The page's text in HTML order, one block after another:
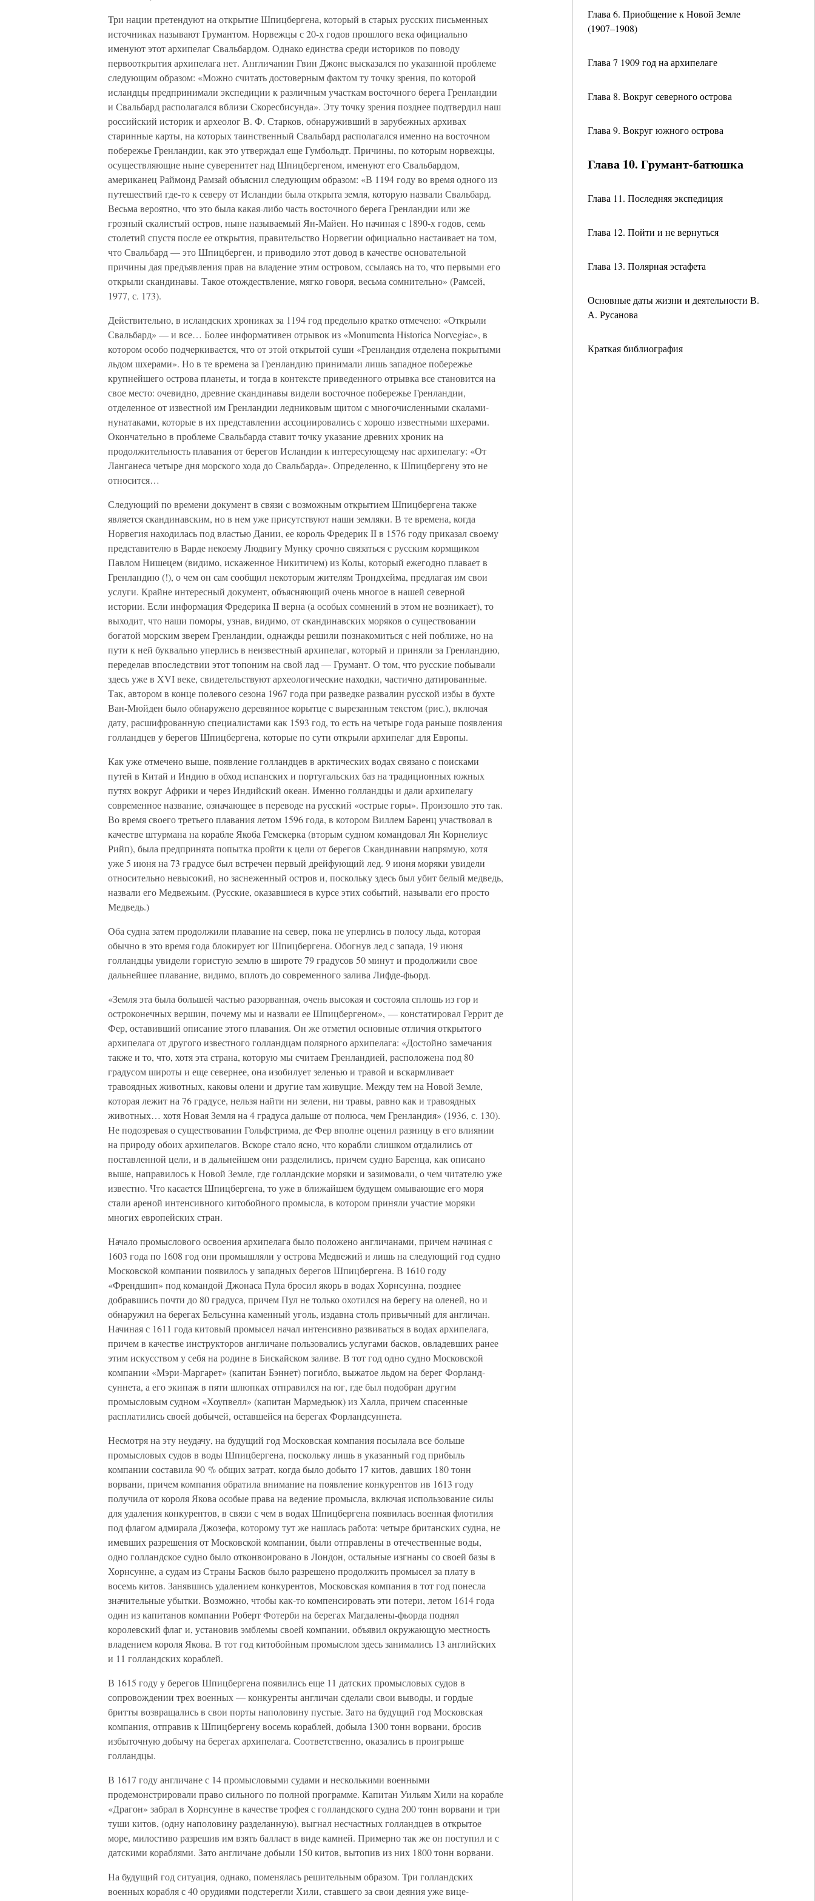
Глава 6. Приобщение к Новой Земле
(1907–1908)
Глава 7 1909 год на архипелаге
Глава 8. Вокруг северного острова
Глава 9. Вокруг южного острова
Глава 10. Грумант-батюшка
Глава 11. Последняя экспедиция
Глава 12. Пойти и не вернуться
Глава 13. Полярная эстафета
Основные даты жизни и деятельности В.
А. Русанова
Краткая библиография
Три нации претендуют на открытие Шпицбергена, который в старых русских письменных
источниках называют Грумантом. Норвежцы с 20-х годов прошлого века официально
именуют этот архипелаг Свальбардом. Однако единства среди историков по поводу
первооткрытия архипелага нет. Англичанин Гвин Джонс высказался по указанной проблеме
следующим образом: «Можно считать достоверным фактом ту точку зрения, по которой
исландцы предпринимали экспедиции к различным участкам восточного берега Гренландии
и Свальбард располагался вблизи Скоресбисунда». Эту точку зрения позднее подтвердил наш
российский историк и археолог В. Ф. Старков, обнаруживший в зарубежных архивах
старинные карты, на которых таинственный Свальбард располагался именно на восточном
побережье Гренландии, как это утверждал еще Гумбольдт. Причины, по которым норвежцы,
осуществляющие ныне суверенитет над Шпицбергеном, именуют его Свальбардом,
американец Раймонд Рамзай объяснил следующим образом: «В 1194 году во время одного из
путешествий где-то к северу от Исландии была открыта земля, которую назвали Свальбард.
Весьма вероятно, что это была какая-либо часть восточного берега Гренландии или же
грозный скалистый остров, ныне называемый Ян-Майен. Но начиная с 1890-х годов, семь
столетий спустя после ее открытия, правительство Норвегии официально настаивает на том,
что Свальбард — это Шпицберген, и приводило этот довод в качестве основательной
причины дая предъявления прав на владение этим островом, ссылаясь на то, что первыми его
открыли скандинавы. Такое отождествление, мягко говоря, весьма сомнительно» (Рамсей,
1977, с. 173).
Действительно, в исландских хрониках за 1194 год предельно кратко отмечено: «Открыли
Свальбард» — и все… Более информативен отрывок из «Monumenta Historica Norvegiae», в
котором особо подчеркивается, что от этой открытой суши «Гренландия отделена покрытыми
льдом шхерами». Но в те времена за Гренландию принимали лишь западное побережье
крупнейшего острова планеты, и тогда в контексте приведенного отрывка все становится на
свое место: очевидно, древние скандинавы видели восточное побережье Гренландии,
отделенное от известной им Гренландии ледниковым щитом с многочисленными скалами-
нунатаками, которые в их представлении ассоциировались с хорошо известными шхерами.
Окончательно в проблеме Свальбарда ставит точку указание древних хроник на
продолжительность плавания от берегов Исландии к интересующему нас архипелагу: «От
Ланганеса четыре дня морского хода до Свальбарда». Определенно, к Шпицбергену это не
относится…
Следующий по времени документ в связи с возможным открытием Шпицбергена также
является скандинавским, но в нем уже присутствуют наши земляки. В те времена, когда
Норвегия находилась под властью Дании, ее король Фредерик II в 1576 году приказал своему
представителю в Варде некоему Людвигу Мунку срочно связаться с русским кормщиком
Павлом Нишецем (видимо, искаженное Никитичем) из Колы, который ежегодно плавает в
Гренландию (!), о чем он сам сообщил некоторым жителям Трондхейма, предлагая им свои
услуги. Крайне интересный документ, объясняющий очень многое в нашей северной
истории. Если информация Фредерика II верна (а особых сомнений в этом не возникает), то
выходит, что наши поморы, узнав, видимо, от скандинавских моряков о существовании
богатой морским зверем Гренландии, однажды решили познакомиться с ней поближе, но на
пути к ней буквально уперлись в неизвестный архипелаг, который и приняли за Гренландию,
переделав впоследствии этот топоним на свой лад — Грумант. О том, что русские побывали
здесь уже в XVI веке, свидетельствуют археологические находки, частично датированные.
Так, автором в конце полевого сезона 1967 года при разведке развалин русской избы в бухте
Ван-Мюйден было обнаружено деревянное корытце с вырезанным текстом (рис.), включая
дату, расшифрованную специалистами как 1593 год, то есть на четыре года раньше появления
голландцев у берегов Шпицбергена, которые по сути открыли архипелаг для Европы.
Как уже отмечено выше, появление голландцев в арктических водах связано с поисками
путей в Китай и Индию в обход испанских и португальских баз на традиционных южных
путях вокруг Африки и через Индийский океан. Именно голландцы и дали архипелагу
современное название, означающее в переводе на русский «острые горы». Произошло это так.
Во время своего третьего плавания летом 1596 года, в котором Виллем Баренц участвовал в
качестве штурмана на корабле Якоба Гемскерка (вторым судном командовал Ян Корнелиус
Рийп), была предпринята попытка пройти к цели от берегов Скандинавии напрямую, хотя
уже 5 июня на 73 градусе был встречен первый дрейфующий лед. 9 июня моряки увидели
относительно невысокий, но заснеженный остров и, поскольку здесь был убит белый медведь,
назвали его Медвежьим. (Русские, оказавшиеся в курсе этих событий, называли его просто
Медведь.)
Оба судна затем продолжили плавание на север, пока не уперлись в полосу льда, которая
обычно в это время года блокирует юг Шпицбергена. Обогнув лед с запада, 19 июня
голландцы увидели гористую землю в широте 79 градусов 50 минут и продолжили свое
дальнейшее плавание, видимо, вплоть до современного залива Лифде-фьорд.
«Земля эта была большей частью разорванная, очень высокая и состояла сплошь из гор и
остроконечных вершин, почему мы и назвали ее Шпицбергеном», — констатировал Геррит де
Фер, оставивший описание этого плавания. Он же отметил основные отличия открытого
архипелага от другого известного голландцам полярного архипелага: «Достойно замечания
также и то, что, хотя эта страна, которую мы считаем Гренландией, расположена под 80
градусом широты и еще севернее, она изобилует зеленью и травой и вскармливает
травоядных животных, каковы олени и другие там живущие. Между тем на Новой Земле,
которая лежит на 76 градусе, нельзя найти ни зелени, ни травы, равно как и травоядных
животных… хотя Новая Земля на 4 градуса дальше от полюса, чем Гренландия» (1936, с. 130).
Не подозревая о существовании Гольфстрима, де Фер вполне оценил разницу в его влиянии
на природу обоих архипелагов. Вскоре стало ясно, что корабли слишком отдалились от
поставленной цели, и в дальнейшем они разделились, причем судно Баренца, как описано
выше, направилось к Новой Земле, где голландские моряки и зазимовали, о чем читателю уже
известно. Что касается Шпицбергена, то уже в ближайшем будущем омывающие его моря
стали ареной интенсивного китобойного промысла, в котором приняли участие моряки
многих европейских стран.
Начало промыслового освоения архипелага было положено англичанами, причем начиная с
1603 года по 1608 год они промышляли у острова Медвежий и лишь на следующий год судно
Московской компании появилось у западных берегов Шпицбергена. В 1610 году
«Френдшип» под командой Джонаса Пула бросил якорь в водах Хорнсунна, позднее
добравшись почти до 80 градуса, причем Пул не только охотился на берегу на оленей, но и
обнаружил на берегах Бельсунна каменный уголь, издавна столь привычный для англичан.
Начиная с 1611 года китовый промысел начал интенсивно развиваться в водах архипелага,
причем в качестве инструкторов англичане пользовались услугами басков, овладевших ранее
этим искусством у себя на родине в Бискайском заливе. В тот год одно судно Московской
компании «Мэри-Маргарет» (капитан Бэннет) погибло, выжатое льдом на берег Форланд-
суннета, а его экипаж в пяти шлюпках отправился на юг, где был подобран другим
промысловым судном «Хоупвелл» (капитан Мармедьюк) из Халла, причем спасенные
расплатились своей добычей, оставшейся на берегах Форландсуннета.
Несмотря на эту неудачу, на будущий год Московская компания посылала все больше
промысловых судов в воды Шпицбергена, поскольку лишь в указанный год прибыль
компании составила 90 % общих затрат, когда было добыто 17 китов, давших 180 тонн
ворвани, причем компания обратила внимание на появление конкурентов ив 1613 году
получила от короля Якова особые права на ведение промысла, включая использование силы
для удаления конкурентов, в связи с чем в водах Шпицбергена появилась военная флотилия
под флагом адмирала Джозефа, которому тут же нашлась работа: четыре британских судна, не
имевших разрешения от Московской компании, были отправлены в отечественные воды,
одно голландское судно было отконвоировано в Лондон, остальные изгнаны со своей базы в
Хорнсунне, а судам из Страны Басков было разрешено продолжить промысел за плату в
восемь китов. Занявшись удалением конкурентов, Московская компания в тот год понесла
значительные убытки. Возможно, чтобы как-то компенсировать эти потери, летом 1614 года
один из капитанов компании Роберт Фотерби на берегах Магдалены-фьорда поднял
королевский флаг и, установив эмблемы своей компании, объявил окружающую местность
владением короля Якова. В тот год китобойным промыслом здесь занимались 13 английских
и 11 голландских кораблей.
В 1615 году у берегов Шпицбергена появились еще 11 датских промысловых судов в
сопровождении трех военных — конкуренты англичан сделали свои выводы, и гордые
бритты возвращались в свои порты наполовину пустые. Зато на будущий год Московская
компания, отправив к Шпицбергену восемь кораблей, добыла 1300 тонн ворвани, бросив
избыточную добычу на берегах архипелага. Соответственно, оказались в проигрыше
голландцы.
В 1617 году англичане с 14 промысловыми судами и несколькими военными
продемонстрировали право сильного по полной программе. Капитан Уильям Хили на корабле
«Драгон» забрал в Хорнсунне в качестве трофея с голландского судна 200 тонн ворвани и три
туши китов, (одну наполовину разделанную), выгнал несчастных голландцев в открытое
море, милостиво разрешив им взять балласт в виде камней. Примерно так же он поступил и с
датскими кораблями. Зато англичане добыли 150 китов, вытопив из них 1800 тонн ворвани.
На будущий год ситуация, однако, поменялась решительным образом. Три голландских
военных корабля с 40 орудиями подстерегли Хили, ставшего за свои деяния уже вице-